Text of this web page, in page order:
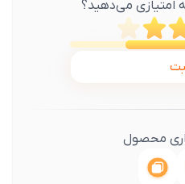
می‌دهید؟
محصول